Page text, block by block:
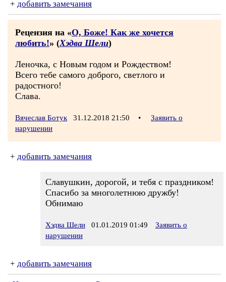
+ добавить замечания
Рецензия на «О, Боже! Как же хочется
любить!» (Хэдва Шели)
Леночка, с Новым годом и Рождеством!
Всего тебе самого доброго, светлого и
радостного!
Слава.
Вячеслав Ботук 31.12.2018 21:50 •
Заявить о
нарушении
+ добавить замечания
Славушкин, дорогой, и тебя с праздником!
Спасибо за многолетнюю дружбу!
Обнимаю
Хэдва Шели 01.01.2019 01:49
Заявить о
нарушении
+ добавить замечания